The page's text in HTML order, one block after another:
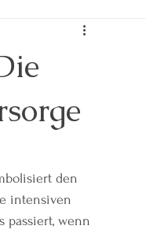
den
intensiven
wenn